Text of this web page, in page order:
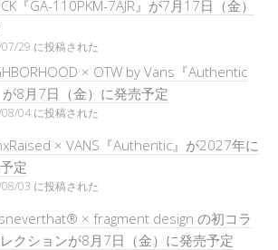
『GA-110PKM-7AJR』が7月17日（金）
29 に投稿された
× OTW by Vans『Authentic
8月7日（金）に発売予定
04 に投稿された
× VANS『Authentic』が2027年に
定
03 に投稿された
× fragment design の初コラ
クションが8月7日（金）に発売予定